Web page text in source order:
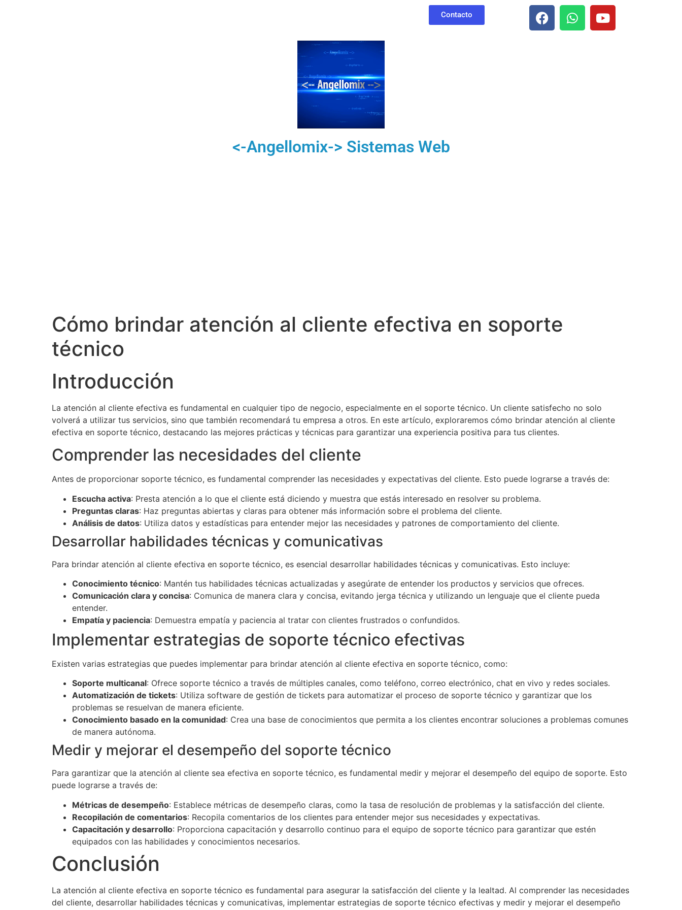
Contacto
<-Angellomix-> Sistemas Web
Cómo brindar atención al cliente efectiva en soporte
técnico
Introducción
La atención al cliente efectiva es fundamental en cualquier tipo de negocio, especialmente en el soporte técnico. Un cliente satisfecho no solo
volverá a utilizar tus servicios, sino que también recomendará tu empresa a otros. En este artículo, exploraremos cómo brindar atención al cliente
efectiva en soporte técnico, destacando las mejores prácticas y técnicas para garantizar una experiencia positiva para tus clientes.
Comprender las necesidades del cliente
Antes de proporcionar soporte técnico, es fundamental comprender las necesidades y expectativas del cliente. Esto puede lograrse a través de:
Escucha activa: Presta atención a lo que el cliente está diciendo y muestra que estás interesado en resolver su problema.
Preguntas claras: Haz preguntas abiertas y claras para obtener más información sobre el problema del cliente.
Análisis de datos: Utiliza datos y estadísticas para entender mejor las necesidades y patrones de comportamiento del cliente.
Desarrollar habilidades técnicas y comunicativas
Para brindar atención al cliente efectiva en soporte técnico, es esencial desarrollar habilidades técnicas y comunicativas. Esto incluye:
Conocimiento técnico: Mantén tus habilidades técnicas actualizadas y asegúrate de entender los productos y servicios que ofreces.
Comunicación clara y concisa: Comunica de manera clara y concisa, evitando jerga técnica y utilizando un lenguaje que el cliente pueda
entender.
Empatía y paciencia: Demuestra empatía y paciencia al tratar con clientes frustrados o confundidos.
Implementar estrategias de soporte técnico efectivas
Existen varias estrategias que puedes implementar para brindar atención al cliente efectiva en soporte técnico, como:
Soporte multicanal: Ofrece soporte técnico a través de múltiples canales, como teléfono, correo electrónico, chat en vivo y redes sociales.
Automatización de tickets: Utiliza software de gestión de tickets para automatizar el proceso de soporte técnico y garantizar que los
problemas se resuelvan de manera eficiente.
Conocimiento basado en la comunidad: Crea una base de conocimientos que permita a los clientes encontrar soluciones a problemas comunes
de manera autónoma.
Medir y mejorar el desempeño del soporte técnico
Para garantizar que la atención al cliente sea efectiva en soporte técnico, es fundamental medir y mejorar el desempeño del equipo de soporte. Esto
puede lograrse a través de:
Métricas de desempeño: Establece métricas de desempeño claras, como la tasa de resolución de problemas y la satisfacción del cliente.
Recopilación de comentarios: Recopila comentarios de los clientes para entender mejor sus necesidades y expectativas.
Capacitación y desarrollo: Proporciona capacitación y desarrollo continuo para el equipo de soporte técnico para garantizar que estén
equipados con las habilidades y conocimientos necesarios.
Conclusión
La atención al cliente efectiva en soporte técnico es fundamental para asegurar la satisfacción del cliente y la lealtad. Al comprender las necesidades
del cliente, desarrollar habilidades técnicas y comunicativas, implementar estrategias de soporte técnico efectivas y medir y mejorar el desempeño